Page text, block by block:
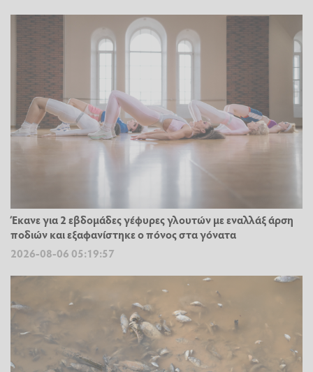
Έκανε για 2 εβδομάδες γέφυρες γλουτών με εναλλάξ άρση
ποδιών και εξαφανίστηκε ο πόνος στα γόνατα
2026-08-06 05:19:57